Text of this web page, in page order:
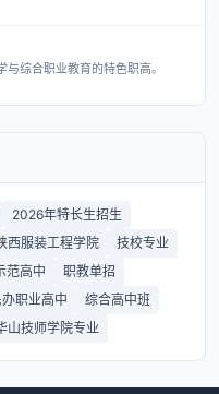
综合职业教育的特色职高。
2026年特长生招生
西服装工程学院
技校专业
范高中
职教单招
职业高中
综合高中班
山技师学院专业